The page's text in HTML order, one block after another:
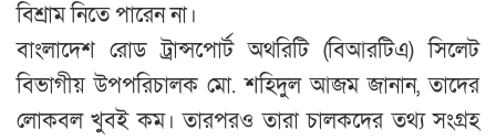
বিশ্রাম নিতে পারেন না।
বাংলাদেশ রোড ট্রান্সপোর্ট অথরিটি (বিআরটিএ) সিলেট
বিভাগীয় উপপরিচালক মো. শহিদুল আজম জানান, তাদের
লোকবল খুবই কম। তারপরও তারা চালকদের তথ্য সংগ্রহ